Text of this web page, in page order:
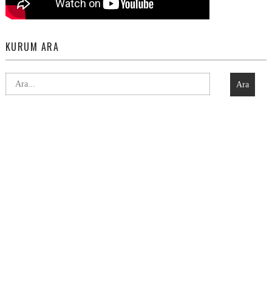
KURUM ARA
Ara